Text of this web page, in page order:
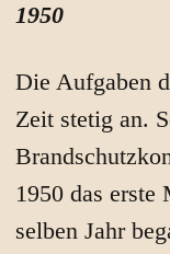
1950
Die Aufgaben
Zeit stetig an.
1950 das
selben Jahr